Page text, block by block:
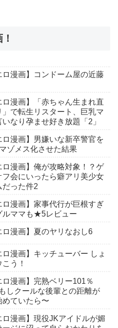
ロ漫画】コンドーム屋の近藤
ロ漫画】「赤ちゃん生まれ直
」で転生リスタート、巨乳マ
なり孕ませ好き放題「2」
ロ漫画】男嫌いな新卒警官を
ゾメス化させた結果
ロ漫画】俺が攻略対象！？ゲ
フ会にいったら癖アリ美少女
だった件2
ロ漫画】家事代行が巨根すぎ
ルママも★5レビュー
ロ漫画】夏のヤリなおし6
ロ漫画】キッチューバー しょ
う！
ロ漫画】完熟ベリー101％
しクールな後輩との距離が
めていたら〜
ロ漫画】現役JKアイドルが媚